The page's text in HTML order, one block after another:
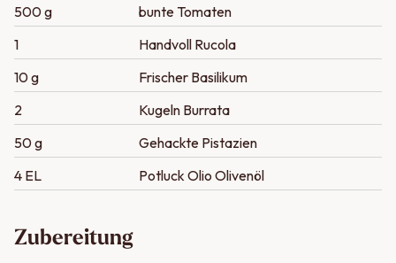
Zubereitung
500 g
bunte Tomaten
1
Handvoll Rucola
10 g
Frischer Basilikum
2
Kugeln Burrata
50 g
Gehackte Pistazien
4 EL
Potluck Olio Olivenöl